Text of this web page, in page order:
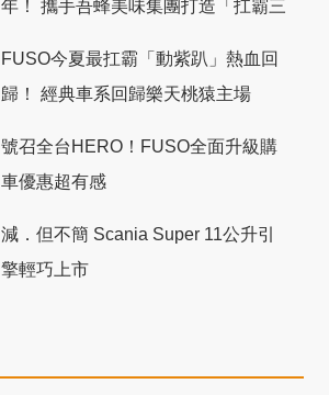
年！ 攜手吾蜂美味集團打造「扛霸三
FUSO今夏最扛霸「動紫趴」熱血回
歸！ 經典車系回歸樂天桃猿主場
號召全台HERO！FUSO全面升級購
車優惠超有感
減．但不簡 Scania Super 11公升引
擎輕巧上市